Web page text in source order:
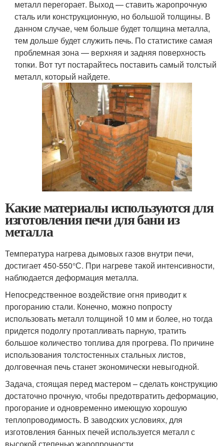
металл перегорает. Выход — ставить жаропрочную
сталь или конструкционную, но большой толщины. В
данном случае, чем больше будет толщина металла,
тем дольше будет служить печь. По статистике самая
проблемная зона — верхняя и задняя поверхность
топки. Вот тут постарайтесь поставить самый толстый
металл, который найдете.
Какие материалы используются для
изготовления печи для бани из
металла
Температура нагрева дымовых газов внутри печи,
достигает 450-550°С. При нагреве такой интенсивности,
наблюдается деформация металла.
Непосредственное воздействие огня приводит к
прогоранию стали. Конечно, можно попросту
использовать металл толщиной 10 мм и более, но тогда
придется подолгу протапливать парную, тратить
большое количество топлива для прогрева. По причине
использования толстостенных стальных листов,
долговечная печь станет экономически невыгодной.
Задача, стоящая перед мастером – сделать конструкцию
достаточно прочную, чтобы предотвратить деформацию,
прогорание и одновременно имеющую хорошую
теплопроводимость. В заводских условиях, для
изготовления банных печей используется металл с